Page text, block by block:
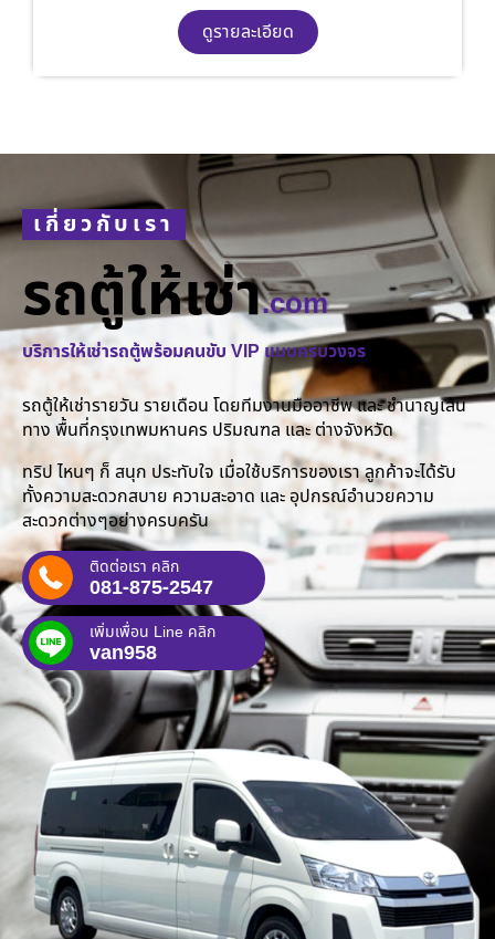
ดูรายละเอียด
เกี่ยวกับเรา
รถตู้ให้เช่า.com
บริการให้เช่ารถตู้พร้อมคนขับ VIP แบบครบวงจร
รถตู้ให้เช่ารายวัน รายเดือน โดยทีมงานมืออาชีพ และ ชำนาญเส้น
ทาง พื้นที่กรุงเทพมหานคร ปริมณฑล และ ต่างจังหวัด
ทริป ไหนๆ ก็ สนุก ประทับใจ เมื่อใช้บริการของเรา ลูกค้าจะได้รับ
ทั้งความสะดวกสบาย ความสะอาด และ อุปกรณ์อำนวยความ
สะดวกต่างๆอย่างครบครัน
ติดต่อเรา คลิก
081-875-2547
เพิ่มเพื่อน Line คลิก
van958